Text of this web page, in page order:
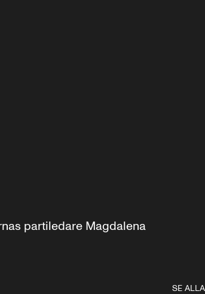
partiledare Magdalena
SE ALLA